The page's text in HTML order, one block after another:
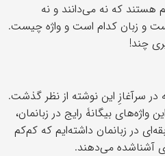
هستند که نه می‌دانند و نه
و زبان کدام است و واژه چیست.
چند!
در سرآغازِ این نوشته از نظر گذشت.
واژه‌های بیگانۀ رایج در زبانمان،
در زبانمان داشته‌ایم که کم‌کم
آشناشده می‌دهند.‌